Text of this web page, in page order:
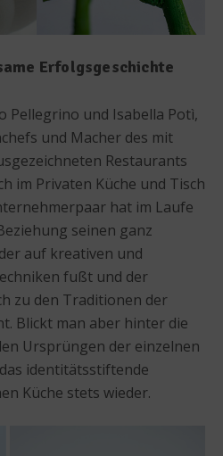
Erfolgsgeschichte
Pellegrino und Isabella Potì,
und Macher des mit
Restaurants
im Privaten Küche und Tisch
hat im Laufe
seinen ganz
auf kreativen und
fußt und der
zu den Traditionen der
Blickt man aber hinter die
Ursprüngen der einzelnen
identitätsstiftende
Küche stets wieder.